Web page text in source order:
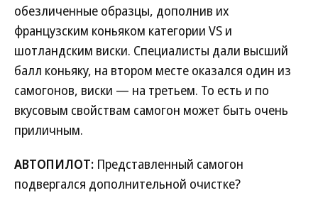
обезличенные образцы, дополнив их
французским коньяком категории VS и
шотландским виски. Специалисты дали высший
балл коньяку, на втором месте оказался один из
самогонов, виски — на третьем. То есть и по
вкусовым свойствам самогон может быть очень
приличным.
АВТОПИЛОТ: Представленный самогон
подвергался дополнительной очистке?